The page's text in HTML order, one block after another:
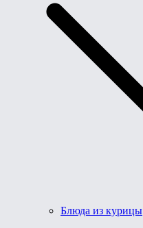
Блюда из курицы